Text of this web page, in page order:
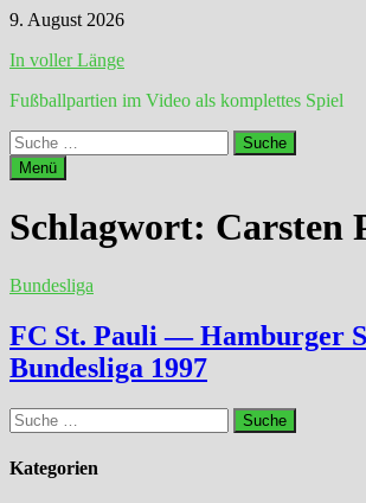
Zum
springen
9. August 2026
In voller Länge
Fußballpartien im Video als komplettes Spiel
Suche
nach:
Menü
Schlagwort: Carsten
Bundesliga
FC St. Pauli — Hamburger
Bundesliga 1997
Suche
nach:
Kategorien